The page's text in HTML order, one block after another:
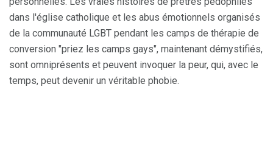
dans l'église catholique et les abus émotionnels organisés
de la communauté LGBT pendant les camps de thérapie de
conversion "priez les camps gays", maintenant démystifiés,
sont omniprésents et peuvent invoquer la peur, qui, avec le
temps, peut devenir un véritable phobie.